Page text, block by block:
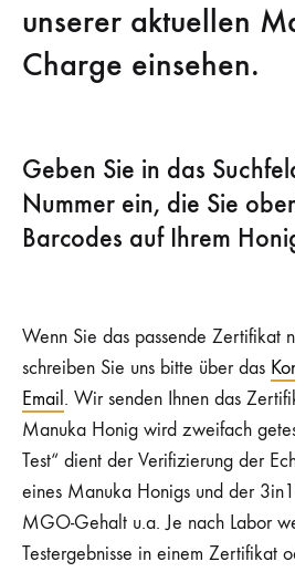
unserer aktuellen
Charge einsehen.
Geben Sie in das
Nummer ein, die Sie
Barcodes auf Ihrem
Wenn Sie das passende Zertifikat
schreiben Sie uns bitte über das
Email . Wir senden Ihnen das
Manuka Honig wird zweifach
Test“ dient der Verifizierung der
eines Manuka Honigs und der
MGO-Gehalt u.a. Je nach Labor
Testergebnisse in einem Zertifikat